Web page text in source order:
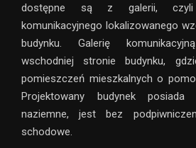
dostępne są z galerii, czyli
komunikacyjnego lokalizowanego
budynku. Galerię
wschodniej stronie budynku,
pomieszczeń mieszkalnych o
Projektowany budynek posiada
naziemne, jest bez
schodowe.